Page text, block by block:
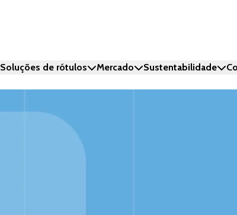
Soluções de rótulos Mercado Sustentabilidade